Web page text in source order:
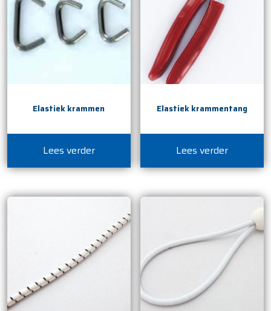
Elastiek krammen
Lees verder
Elastiek krammentang
Lees verder